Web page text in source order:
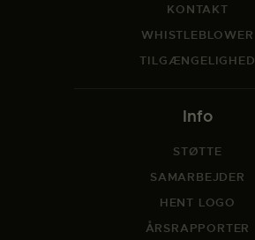
KONTAKT
WHISTLEBLOWER
TILGÆNGELIGHED
Info
STØTTE
SAMARBEJDER
HENT LOGO
ÅRSRAPPORTER